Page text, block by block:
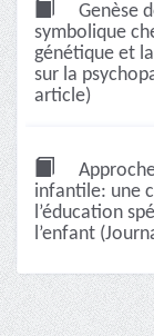
Genèse
symbolique
génétique et
sur la
article)
infantile: une
l’éducation
l’enfant